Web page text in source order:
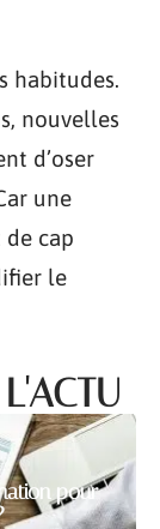
habitudes.
nouvelles
d’oser
une
cap
le
pour